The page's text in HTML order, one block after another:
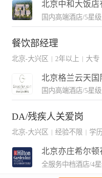
北京中和大饭店
国内高端酒店/5星级
餐饮部经理
北京-大兴区 | 2年以上 | 大专
北京格兰云天国
国内高端酒店/5星级
DA/残疾人关爱岗
北京-大兴区 经验不限 学
北京亦庄希尔顿
全服务中档酒店/4